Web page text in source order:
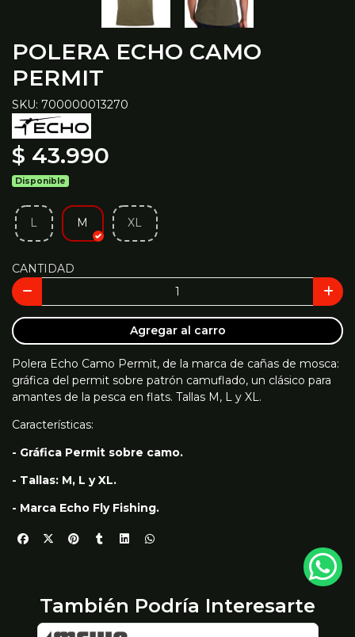
POLERA ECHO CAMO
PERMIT
SKU: 700000013270
$ 43.990
Disponible
L M XL
CANTIDAD
Agregar al carro
Polera Echo Camo Permit, de la marca de cañas de mosca:
gráfica del permit sobre patrón camuflado, un clásico para
amantes de la pesca en flats. Tallas M, L y XL.
Características:
- Gráfica Permit sobre camo.
- Tallas: M, L y XL.
- Marca Echo Fly Fishing.
También Podría Interesarte